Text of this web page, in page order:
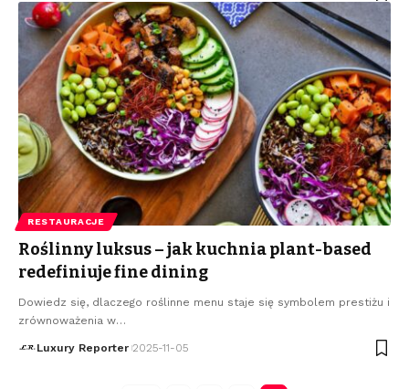
RESTAURACJE
Roślinny luksus – jak kuchnia plant-based
redefiniuje fine dining
Dowiedz się, dlaczego roślinne menu staje się symbolem prestiżu i
zrównoważenia w…
Luxury Reporter 2025-11-05